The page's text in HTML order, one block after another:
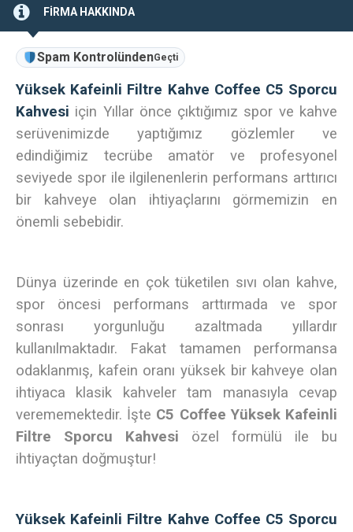
FİRMA HAKKINDA
Spam KontrolündenGeçti
Yüksek Kafeinli Filtre Kahve Coffee C5 Sporcu
Kahvesi için Yıllar önce çıktığımız spor ve kahve
serüvenimizde yaptığımız gözlemler ve
edindiğimiz tecrübe amatör ve profesyonel
seviyede spor ile ilgilenenlerin performans arttırıcı
bir kahveye olan ihtiyaçlarını görmemizin en
önemli sebebidir.
Dünya üzerinde en çok tüketilen sıvı olan kahve,
spor öncesi performans arttırmada ve spor
sonrası yorgunluğu azaltmada yıllardır
kullanılmaktadır. Fakat tamamen performansa
odaklanmış, kafein oranı yüksek bir kahveye olan
ihtiyaca klasik kahveler tam manasıyla cevap
verememektedir. İşte C5 Coffee Yüksek Kafeinli
Filtre Sporcu Kahvesi özel formülü ile bu
ihtiyaçtan doğmuştur!
Yüksek Kafeinli Filtre Kahve Coffee C5 Sporcu